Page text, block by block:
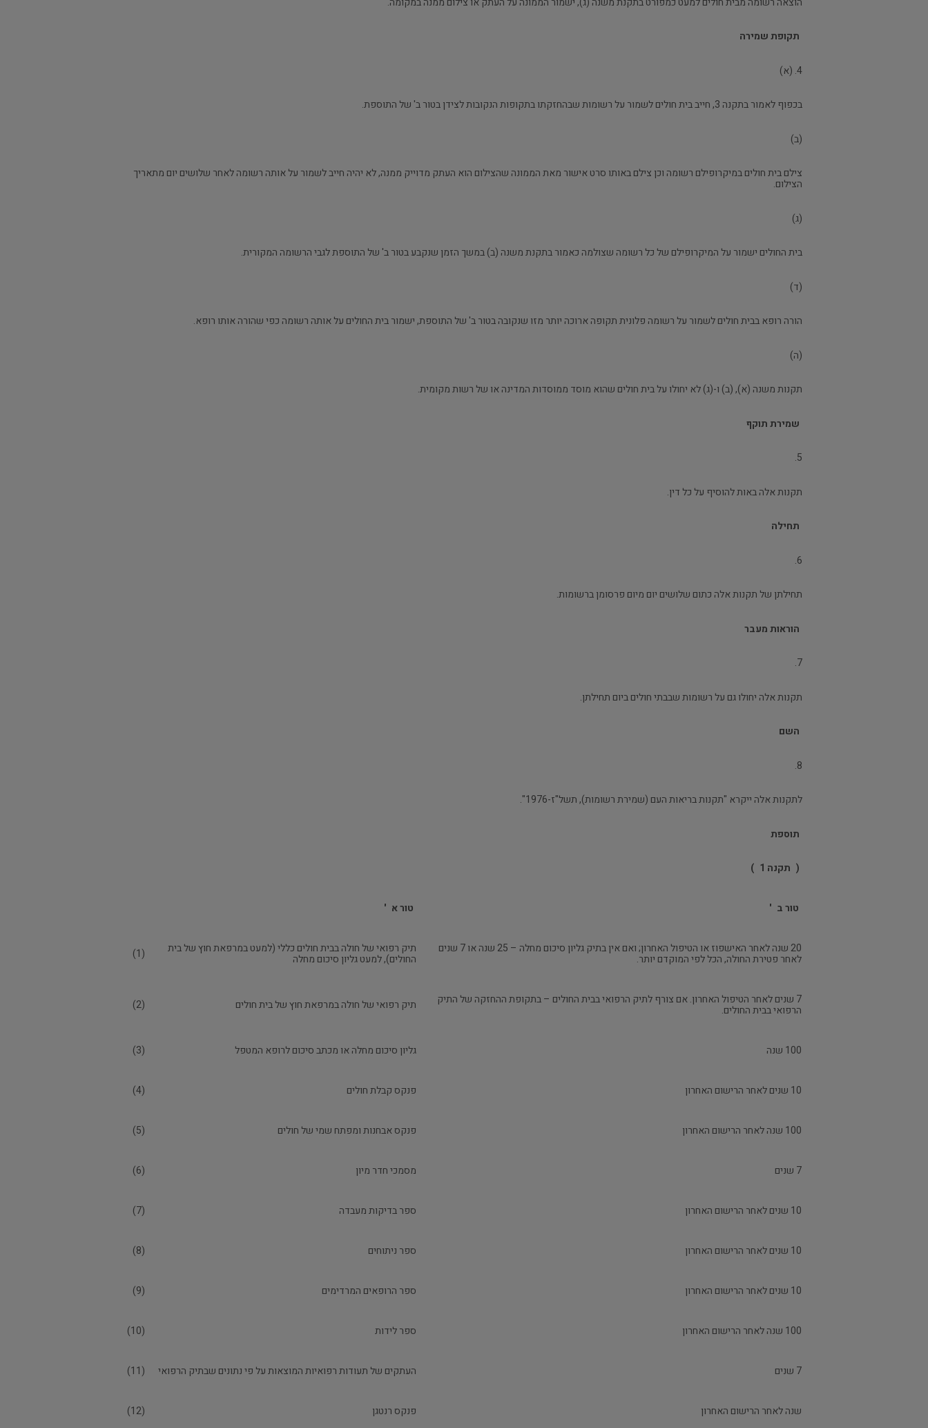
תקופת שמירה
4. (א)
בכפוף לאמור בתקנה 3, חייב בית חולים לשמור על רשומות שבהחזקתו בתקופות הנקובות לצידן בטור ב' של התוספת.
(ב)
צילם בית חולים במיקרופילם רשומה וכן צילם באותו סרט אישור מאת הממונה שהצילום הוא העתק מדוייק ממנה, לא יהיה חייב לשמור על אותה רשומה לאחר שלושים יום מתאריך
הצילום.
(ג)
בית החולים ישמור על המיקרופילם של כל רשומה שצולמה כאמור בתקנת משנה (ב) במשך הזמן שנקבע בטור ב' של התוספת לגבי הרשומה המקורית.
(ד)
הורה רופא בבית חולים לשמור על רשומה פלונית תקופה ארוכה יותר מזו שנקובה בטור ב' של התוספת, ישמור בית החולים על אותה רשומה כפי שהורה אותו רופא.
(ה)
תקנות משנה (א), (ב) ו-(ג) לא יחולו על בית חולים שהוא מוסד ממוסדות המדינה או של רשות מקומית.
שמירת תוקף
5.
תקנות אלה באות להוסיף על כל דין.
תחילה
6.
תחילתן של תקנות אלה כתום שלושים יום מיום פרסומן ברשומות.
הוראות מעבר
7.
תקנות אלה יחולו גם על רשומות שבבתי חולים ביום תחילתן.
השם
8.
לתקנות אלה ייקרא "תקנות בריאות העם (שמירת רשומות), תשל"ז-1976".
תוספת
( תקנה 1 )
טור א ' טור ב '
(1) תיק רפואי של חולה בבית חולים כללי (למעט במרפאת חוץ של בית
החולים), למעט גליון סיכום מחלה
20 שנה לאחר האישפוז או הטיפול האחרון; ואם אין בתיק גליון סיכום מחלה – 25 שנה או 7 שנים
לאחר פטירת החולה, הכל לפי המוקדם יותר.
(2) תיק רפואי של חולה במרפאת חוץ של בית חולים 7 שנים לאחר הטיפול האחרון. אם צורף לתיק הרפואי בבית החולים – בתקופת ההחזקה של התיק
הרפואי בבית החולים.
(3) גליון סיכום מחלה או מכתב סיכום לרופא המטפל 100 שנה
(4) פנקס קבלת חולים 10 שנים לאחר הרישום האחרון
(5) פנקס אבחנות ומפתח שמי של חולים 100 שנה לאחר הרישום האחרון
(6) מסמכי חדר מיון 7 שנים
(7) ספר בדיקות מעבדה 10 שנים לאחר הרישום האחרון
(8) ספר ניתוחים 10 שנים לאחר הרישום האחרון
(9) ספר הרופאים המרדימים 10 שנים לאחר הרישום האחרון
(10) ספר לידות 100 שנה לאחר הרישום האחרון
(11) העתקים של תעודות רפואיות המוצאות על פי נתונים שבתיק הרפואי 7 שנים
(12) פנקס רנטגן שנה לאחר הרישום האחרון